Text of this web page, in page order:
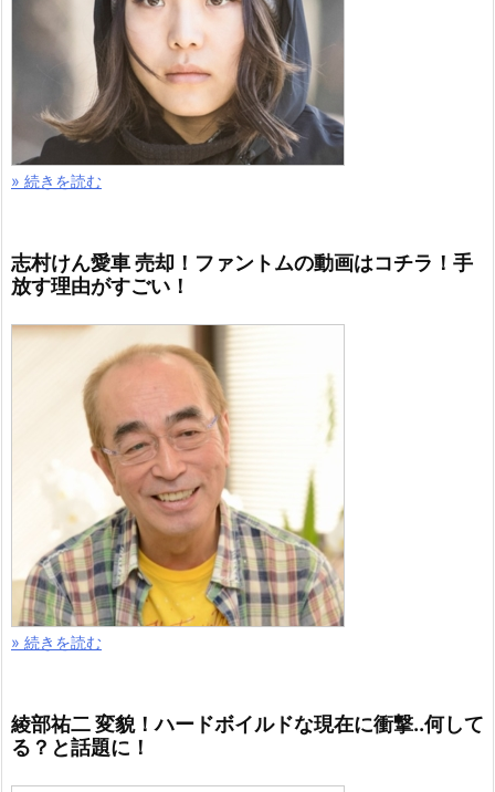
» 続きを読む
志村けん愛車 売却！ファントムの動画はコチラ！手
放す理由がすごい！
» 続きを読む
綾部祐二 変貌！ハードボイルドな現在に衝撃..何して
る？と話題に！